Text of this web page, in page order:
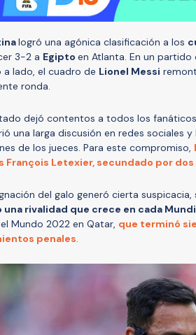
logró una agónica clasificación a los
3-2 a Egipto en Atlanta. En un
a lado, el cuadro de Lionel Messi
ronda.
dejó contentos a todos los
una larga discusión en redes sociales
de los jueces. Para este compromiso,
François Letexier, secundado por
del galo generó cierta
una rivalidad que crece en cada
Mundo 2022 en Qatar, que terminó
penales